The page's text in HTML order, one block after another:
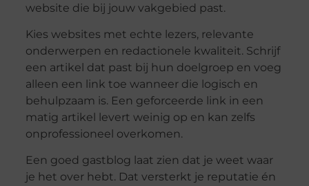
website die bij jouw vakgebied past.
Kies websites met echte lezers, relevante
onderwerpen en redactionele kwaliteit. Schrijf
een artikel dat past bij hun doelgroep en voeg
alleen een link toe wanneer die logisch en
behulpzaam is. Een geforceerde link in een
matig artikel levert weinig op en kan zelfs
onprofessioneel overkomen.
Een goed gastblog laat zien dat je weet waar
je het over hebt. Dat versterkt je reputatie én